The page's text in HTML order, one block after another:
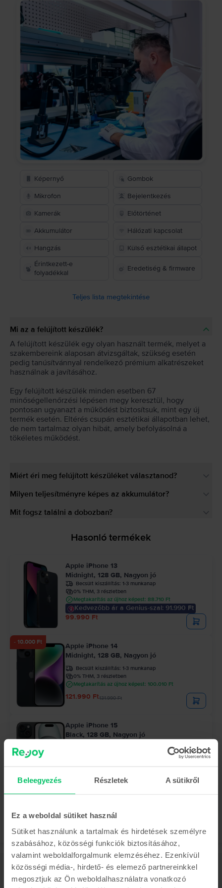
Beleegyezés Részletek A sütikről
Ez a weboldal sütiket használ
Sütiket használunk a tartalmak és hirdetések személyre
szabásához, közösségi funkciók biztosításához,
valamint weboldalforgalmunk elemzéséhez. Ezenkívül
közösségi média-, hirdető- és elemező partnereinkkel
megosztjuk az Ön weboldalhasználatra vonatkozó
Képernyő Gombok
Mikrofon Bejelentkezés
Kamerák Előtörténet
Akkumulátor Hálózati kapcsolat
Hangzás
Külső esztétikai állapot
Érintkezett-e
folyadékkal
Eredetiség & firmware
Teljes lista megtekintése
Mi az a felújított készülék?
A felújított készülék egy olyan használt termék, melyet a
szakembereink alaposan átvizsgáltak, szükség esetén
pedig tanúsítvánnyal rendelkező prémium alkatrészeket
használnak a javításához.
Egy felújított készülék minden esetben 67
minőségellenőrzési lépésen megy keresztül, hogy
pontosan ugyanazt a működést biztosítsuk, mint egy új
termék esetén. Eltérés csupán esztétikai állapotban lehet,
de nem tartalmaz olyan hibát, amely befolyásolná a
tökéletes működést.
Miért éri meg felújított készüléket választanod?
Milyen teljesítményre képes az akkumulátor?
Mit fogsz találni a dobozban?
Hasonló termékek
Apple iPhone 13
Midnight, 128 GB, Nagyon jó
Becsült kiszállítás: 1-3 munkanap
0% THM, 3 részletben
Megtakarítás az újhoz képest: 88.710 Ft
Kedvezőbb ár a Genius-szal: 91.990 Ft
99.990 Ft
- 10.000 Ft
Apple iPhone 14
Midnight, 128 GB, Nagyon jó
Becsült kiszállítás: 1-3 munkanap
0% THM, 3 részletben
Megtakarítás az újhoz képest: 100.010 Ft
121.990 Ft131.990 Ft
Apple iPhone 15
Black, 128 GB, Nagyon jó
183.990 Ft
Leírás
Mobiltelefon Apple iPhone 12 mini, Red, 64 GB, Újszerű